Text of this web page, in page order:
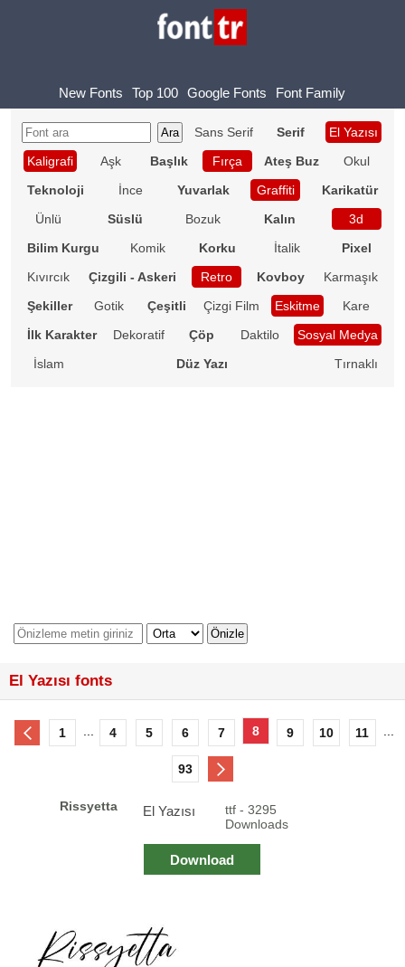
New Fonts Top 100 Google Fonts Font Family
Sans Serif Serif
El Yazısı
Kaligrafi
Aşk Başlık Fırça Ateş Buz
Okul
Teknoloji
İnce Yuvarlak Graffiti
Karikatür
Ünlü
Süslü Bozuk Kalın
3d
Bilim Kurgu
Komik Korku İtalik
Pixel
Kıvırcık
Çizgili - Askeri Retro Kovboy
Karmaşık
Şekiller
Gotik Çeşitli Çizgi Film Eskitme
Kare
İlk Karakter
Dekoratif Çöp Daktilo
Sosyal Medya
İslam
Düz Yazı Tırnaklı
El Yazısı fonts
1 4 5 6 7 8 9 10 11
93
Rissyetta El Yazısı
ttf - 3295
Downloads
Download